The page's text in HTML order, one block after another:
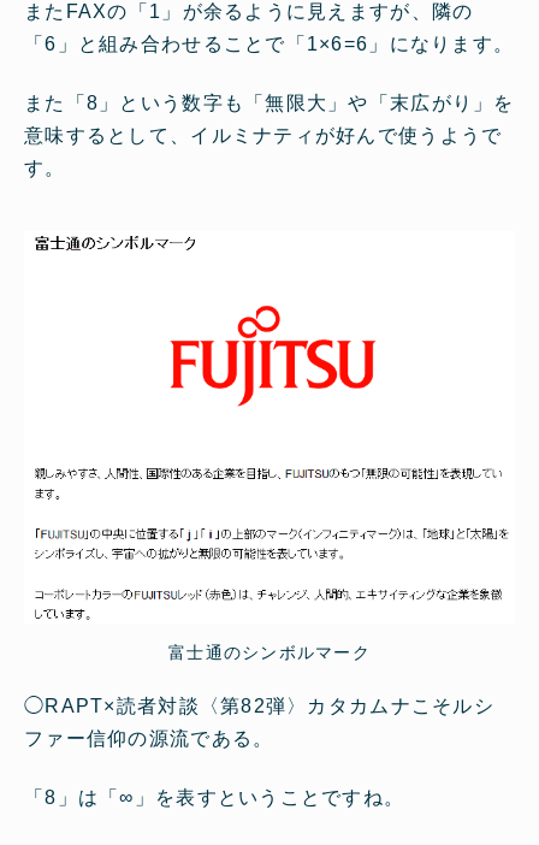
またFAXの「1」が余るように見えますが、隣の
「6」と組み合わせることで「1×6=6」になります。
また「8」という数字も「無限大」や「末広がり」を
意味するとして、イルミナティが好んで使うようで
す。
富士通のシンボルマーク
◯RAPT×読者対談〈第82弾〉カタカムナこそルシ
ファー信仰の源流である。
「8」は「∞」を表すということですね。